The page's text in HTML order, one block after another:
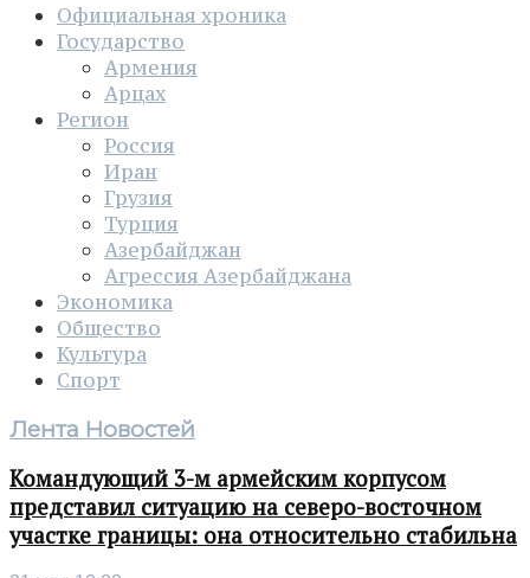
Официальная хроника
Государство
Армения
Арцах
Регион
Россия
Иран
Грузия
Турция
Азербайджан
Агрессия Азербайджана
Экономика
Общество
Культура
Спорт
Лента Новостей
Командующий 3-м армейским корпусом
представил ситуацию на северо-восточном
участке границы: она относительно стабильна